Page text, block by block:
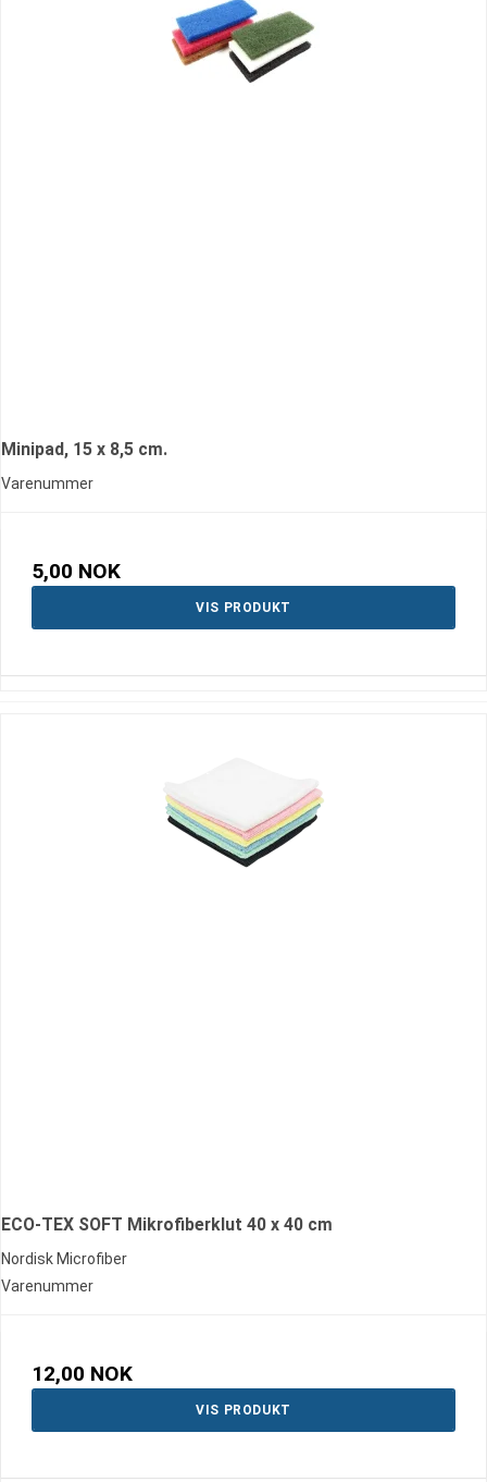
Minipad, 15 x 8,5 cm.
Varenummer
5,00 NOK
VIS PRODUKT
ECO-TEX SOFT Mikrofiberklut 40 x 40 cm
Nordisk Microfiber
Varenummer
12,00 NOK
VIS PRODUKT